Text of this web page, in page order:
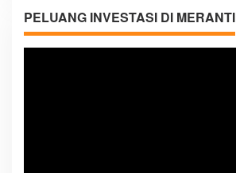
PELUANG INVESTASI DI MERANTI
Pemutar